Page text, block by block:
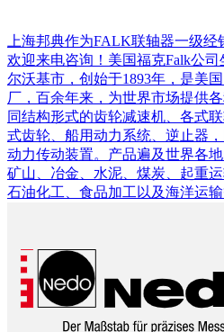
上海邦典作为FALK联轴器一级经
欢迎来电咨询！美国福克Falk公
尔沃基市，创始于1893年，是美
厂，百余年来，为世界市场提供
同结构形式的齿轮减速机、各式
式齿轮、船用动力系统、逆止器
动力传动装置。产品遍及世界各
矿山、冶金、水泥、煤炭、起重
石油化工、食品加工以及海洋运输